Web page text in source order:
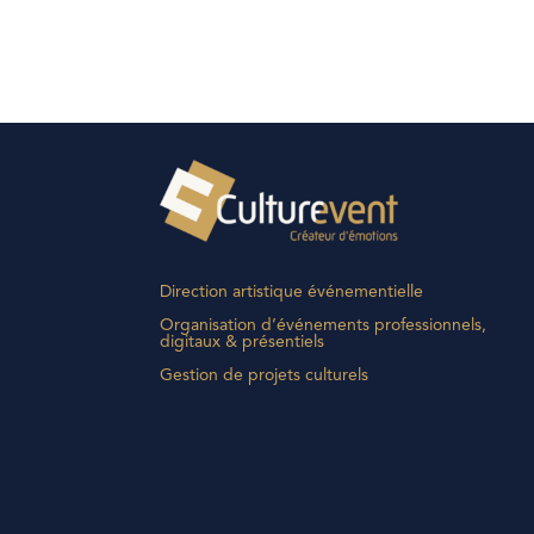
Direction artistique événementielle
Organisation d’événements professionnels,
digitaux & présentiels
Gestion de projets culturels